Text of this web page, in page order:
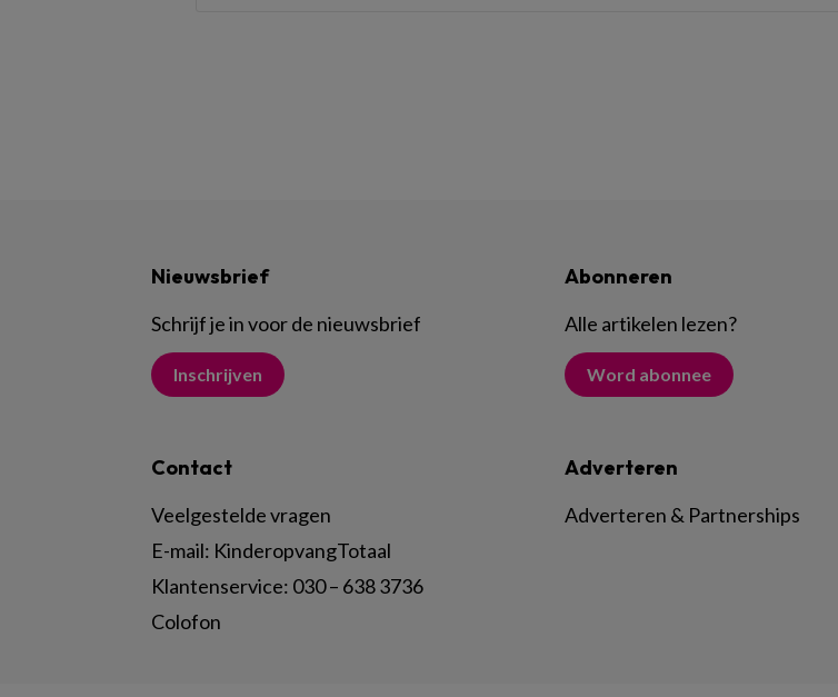
Nieuwsbrief
Schrijf je in voor de nieuwsbrief
Inschrijven
Abonneren
Alle artikelen lezen?
Word abonnee
Contact
Veelgestelde vragen
E-mail: KinderopvangTotaal
Klantenservice: 030 – 638 3736
Colofon
Adverteren
Adverteren & Partnerships